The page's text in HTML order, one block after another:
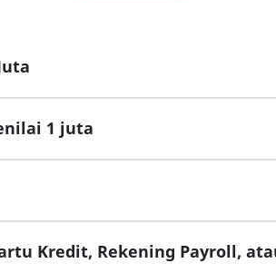
1 juta
Kredit, Rekening Payroll,